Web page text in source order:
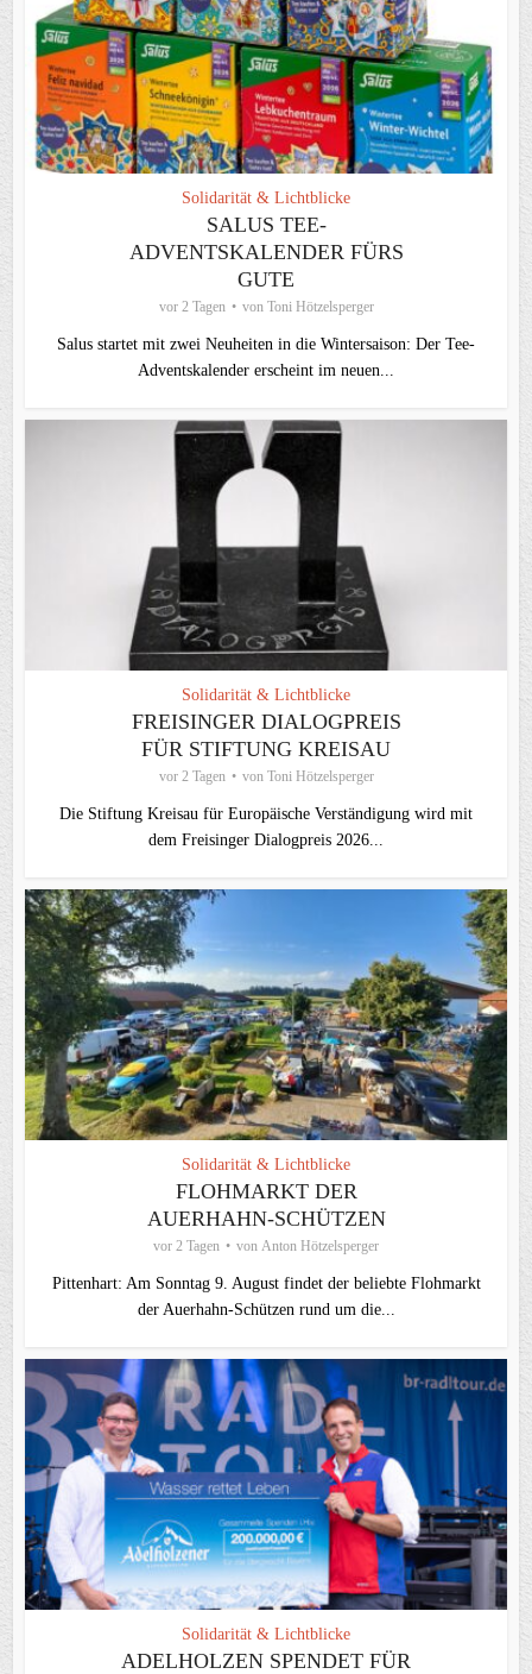
Solidarität & Lichtblicke
SALUS TEE-
ADVENTSKALENDER FÜRS
GUTE
vor 2 Tagen von Toni Hötzelsperger
Salus startet mit zwei Neuheiten in die Wintersaison: Der Tee-
Adventskalender erscheint im neuen...
Solidarität & Lichtblicke
FREISINGER DIALOGPREIS
FÜR STIFTUNG KREISAU
vor 2 Tagen von Toni Hötzelsperger
Die Stiftung Kreisau für Europäische Verständigung wird mit
dem Freisinger Dialogpreis 2026...
Solidarität & Lichtblicke
FLOHMARKT DER
AUERHAHN-SCHÜTZEN
vor 2 Tagen von Anton Hötzelsperger
Pittenhart: Am Sonntag 9. August findet der beliebte Flohmarkt
der Auerhahn-Schützen rund um die...
Solidarität & Lichtblicke
ADELHOLZEN SPENDET FÜR